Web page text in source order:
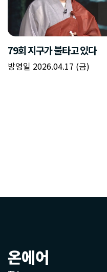
온에어